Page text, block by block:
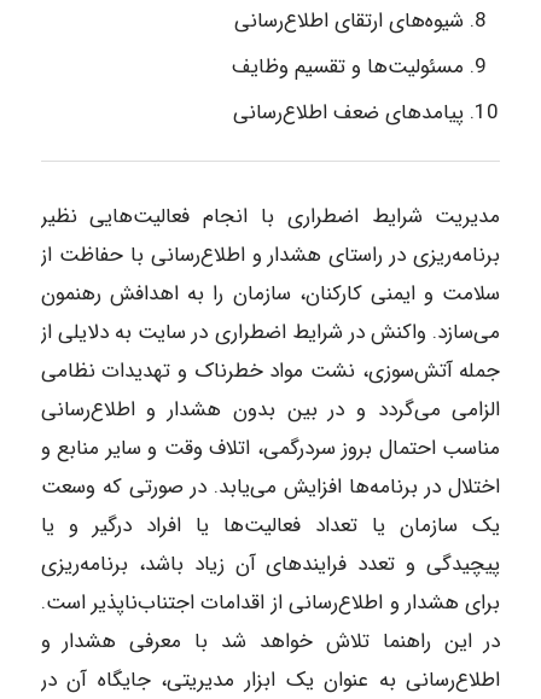
شیوه‌های ارتقای اطلاع‌رسانی
مسئولیت‌ها و تقسیم وظایف
پیامدهای ضعف اطلاع‌رسانی
مدیریت شرایط اضطراری با انجام فعالیت‌هایی نظیر
برنامه‌ریزی در راستای هشدار و اطلاع‌رسانی با حفاظت از
سلامت و ایمنی کارکنان، سازمان را به اهدافش رهنمون
می‌سازد. واکنش در شرایط اضطراری در سایت به دلایلی از
جمله آتش‌سوزی، نشت مواد خطرناک و تهدیدات نظامی
الزامی می‌گردد و در بین بدون هشدار و اطلاع‌رسانی
مناسب احتمال بروز سردرگمی، اتلاف وقت و سایر منابع و
اختلال در برنامه‌ها افزایش می‌یابد. در صورتی که وسعت
یک سازمان یا تعداد فعالیت‌ها یا افراد درگیر و یا
پیچیدگی و تعدد فرایندهای آن زیاد باشد، برنامه‌ریزی
برای هشدار و اطلاع‌رسانی از اقدامات اجتناب‌ناپذیر است.
در این راهنما تلاش خواهد شد با معرفی هشدار و
اطلاع‌رسانی به عنوان یک ابزار مدیریتی، جایگاه آن در